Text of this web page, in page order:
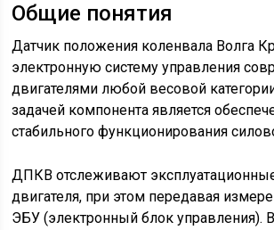
Общие понятия
Датчик положения коленвала Волга
электронную систему управления
двигателями любой весовой
задачей компонента является
стабильного функционирования
ДПКВ отслеживают
двигателя, при этом передавая
ЭБУ (электронный блок